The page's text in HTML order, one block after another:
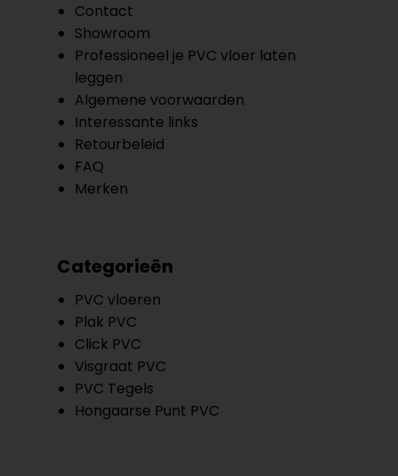
Contact
Showroom
Professioneel je PVC vloer laten
leggen
Algemene voorwaarden
Interessante links
Retourbeleid
FAQ
Merken
Categorieën
PVC vloeren
Plak PVC
Click PVC
Visgraat PVC
PVC Tegels
Hongaarse Punt PVC